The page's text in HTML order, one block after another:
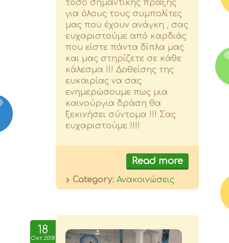
τόσο σημαντικής πράξης
για όλους τους συμπολίτες
μας που έχουν ανάγκη , σας
ευχαριστούμε από καρδιάς
που είστε πάντα δίπλα μας
και μας στηρίζετε σε κάθε
κάλεσμα !!! Δοθείσης της
ευκαιρίας να σας
ενημερώσουμε πως μια
καινούργια δράση θα
ξεκινήσει σύντομα !!! Σας
ευχαριστούμε !!!!
Read more
Category: Ανακοινώσεις
18
Οκτ.2018